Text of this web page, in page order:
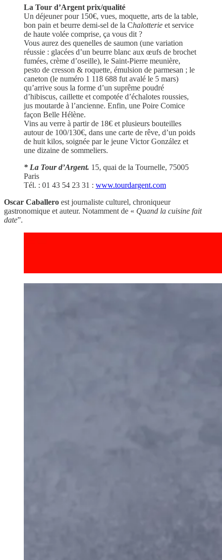
La Tour d’Argent prix/qualité
Un déjeuner pour 150€, vues, moquette, arts de la table,
bon pain et beurre demi-sel de la Chalotterie et service
de haute volée comprise, ça vous dit ?
Vous aurez des quenelles de saumon (une variation
réussie : glacées d’un beurre blanc aux œufs de brochet
fumées, crème d’oseille), le Saint-Pierre meunière,
pesto de cresson & roquette, émulsion de parmesan ; le
caneton (le numéro 1 118 688 fut avalé le 5 mars)
qu’arrive sous la forme d’un suprême poudré
d’hibiscus, caillette et compotée d’échalotes roussies,
jus moutarde à l’ancienne. Enfin, une Poire Comice
façon Belle Hélène.
Vins au verre à partir de 18€ et plusieurs bouteilles
autour de 100/130€, dans une carte de rêve, d’un poids
de huit kilos, soignée par le jeune Victor González et
une dizaine de sommeliers.
* La Tour d’Argent. 15, quai de la Tournelle, 75005
Paris
Tél. : 01 43 54 23 31 : www.tourdargent.com
Oscar Caballero est journaliste culturel, chroniqueur
gastronomique et auteur. Notamment de « Quand la cuisine fait
date”.